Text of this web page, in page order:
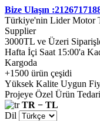
Bize Ulaşın
Türkiye'nin Lider Motor
Supplier
3000TL ve Üzeri
Hafta İçi Saat 15:00'a
Kargoda
+1500 ürün çeşidi
Yüksek Kalite Uygun
Projeye Özel Ürün
TR − TL
Dil